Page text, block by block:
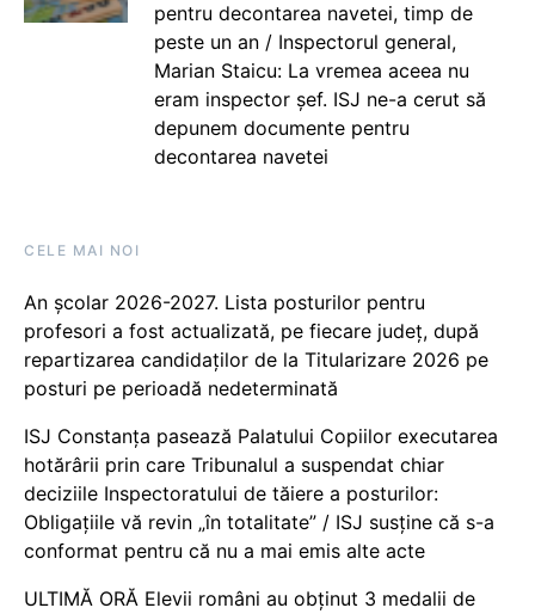
pentru decontarea navetei, timp de
peste un an / Inspectorul general,
Marian Staicu: La vremea aceea nu
eram inspector șef. ISJ ne-a cerut să
depunem documente pentru
decontarea navetei
CELE MAI NOI
An școlar 2026-2027. Lista posturilor pentru
profesori a fost actualizată, pe fiecare județ, după
repartizarea candidaților de la Titularizare 2026 pe
posturi pe perioadă nedeterminată
ISJ Constanța pasează Palatului Copiilor executarea
hotărârii prin care Tribunalul a suspendat chiar
deciziile Inspectoratului de tăiere a posturilor:
Obligațiile vă revin „în totalitate” / ISJ susține că s-a
conformat pentru că nu a mai emis alte acte
ULTIMĂ ORĂ Elevii români au obținut 3 medalii de